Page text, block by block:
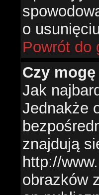
o
Powrót do
Czy
Jak
Jednakże
znajdują
http://
obrazków